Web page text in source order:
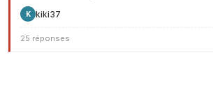
K kiki37
25 réponses